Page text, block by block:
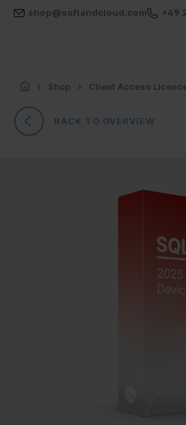
shop@softandcloud.com +49
Shop Client Access
BACK TO OVERVIEW